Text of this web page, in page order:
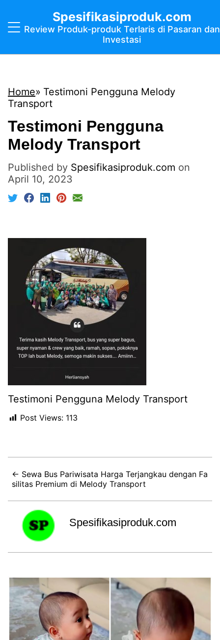
Spesifikasiproduk.com
Review Produk-produk Terlaris di Pasaran dan
Investasi
Home
Testimoni Pengguna Melody
Transport
Testimoni Pengguna
Melody Transport
Published by Spesifikasiproduk.com on
April 10, 2023
Testimoni Pengguna Melody Transport
Post Views: 113
← Sewa Bus Pariwisata Harga Terjangkau dengan Fa
silitas Premium di Melody Transport
Spesifikasiproduk.com